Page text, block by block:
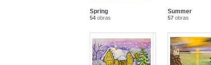
Spring
54 obras
Summer
57 obras